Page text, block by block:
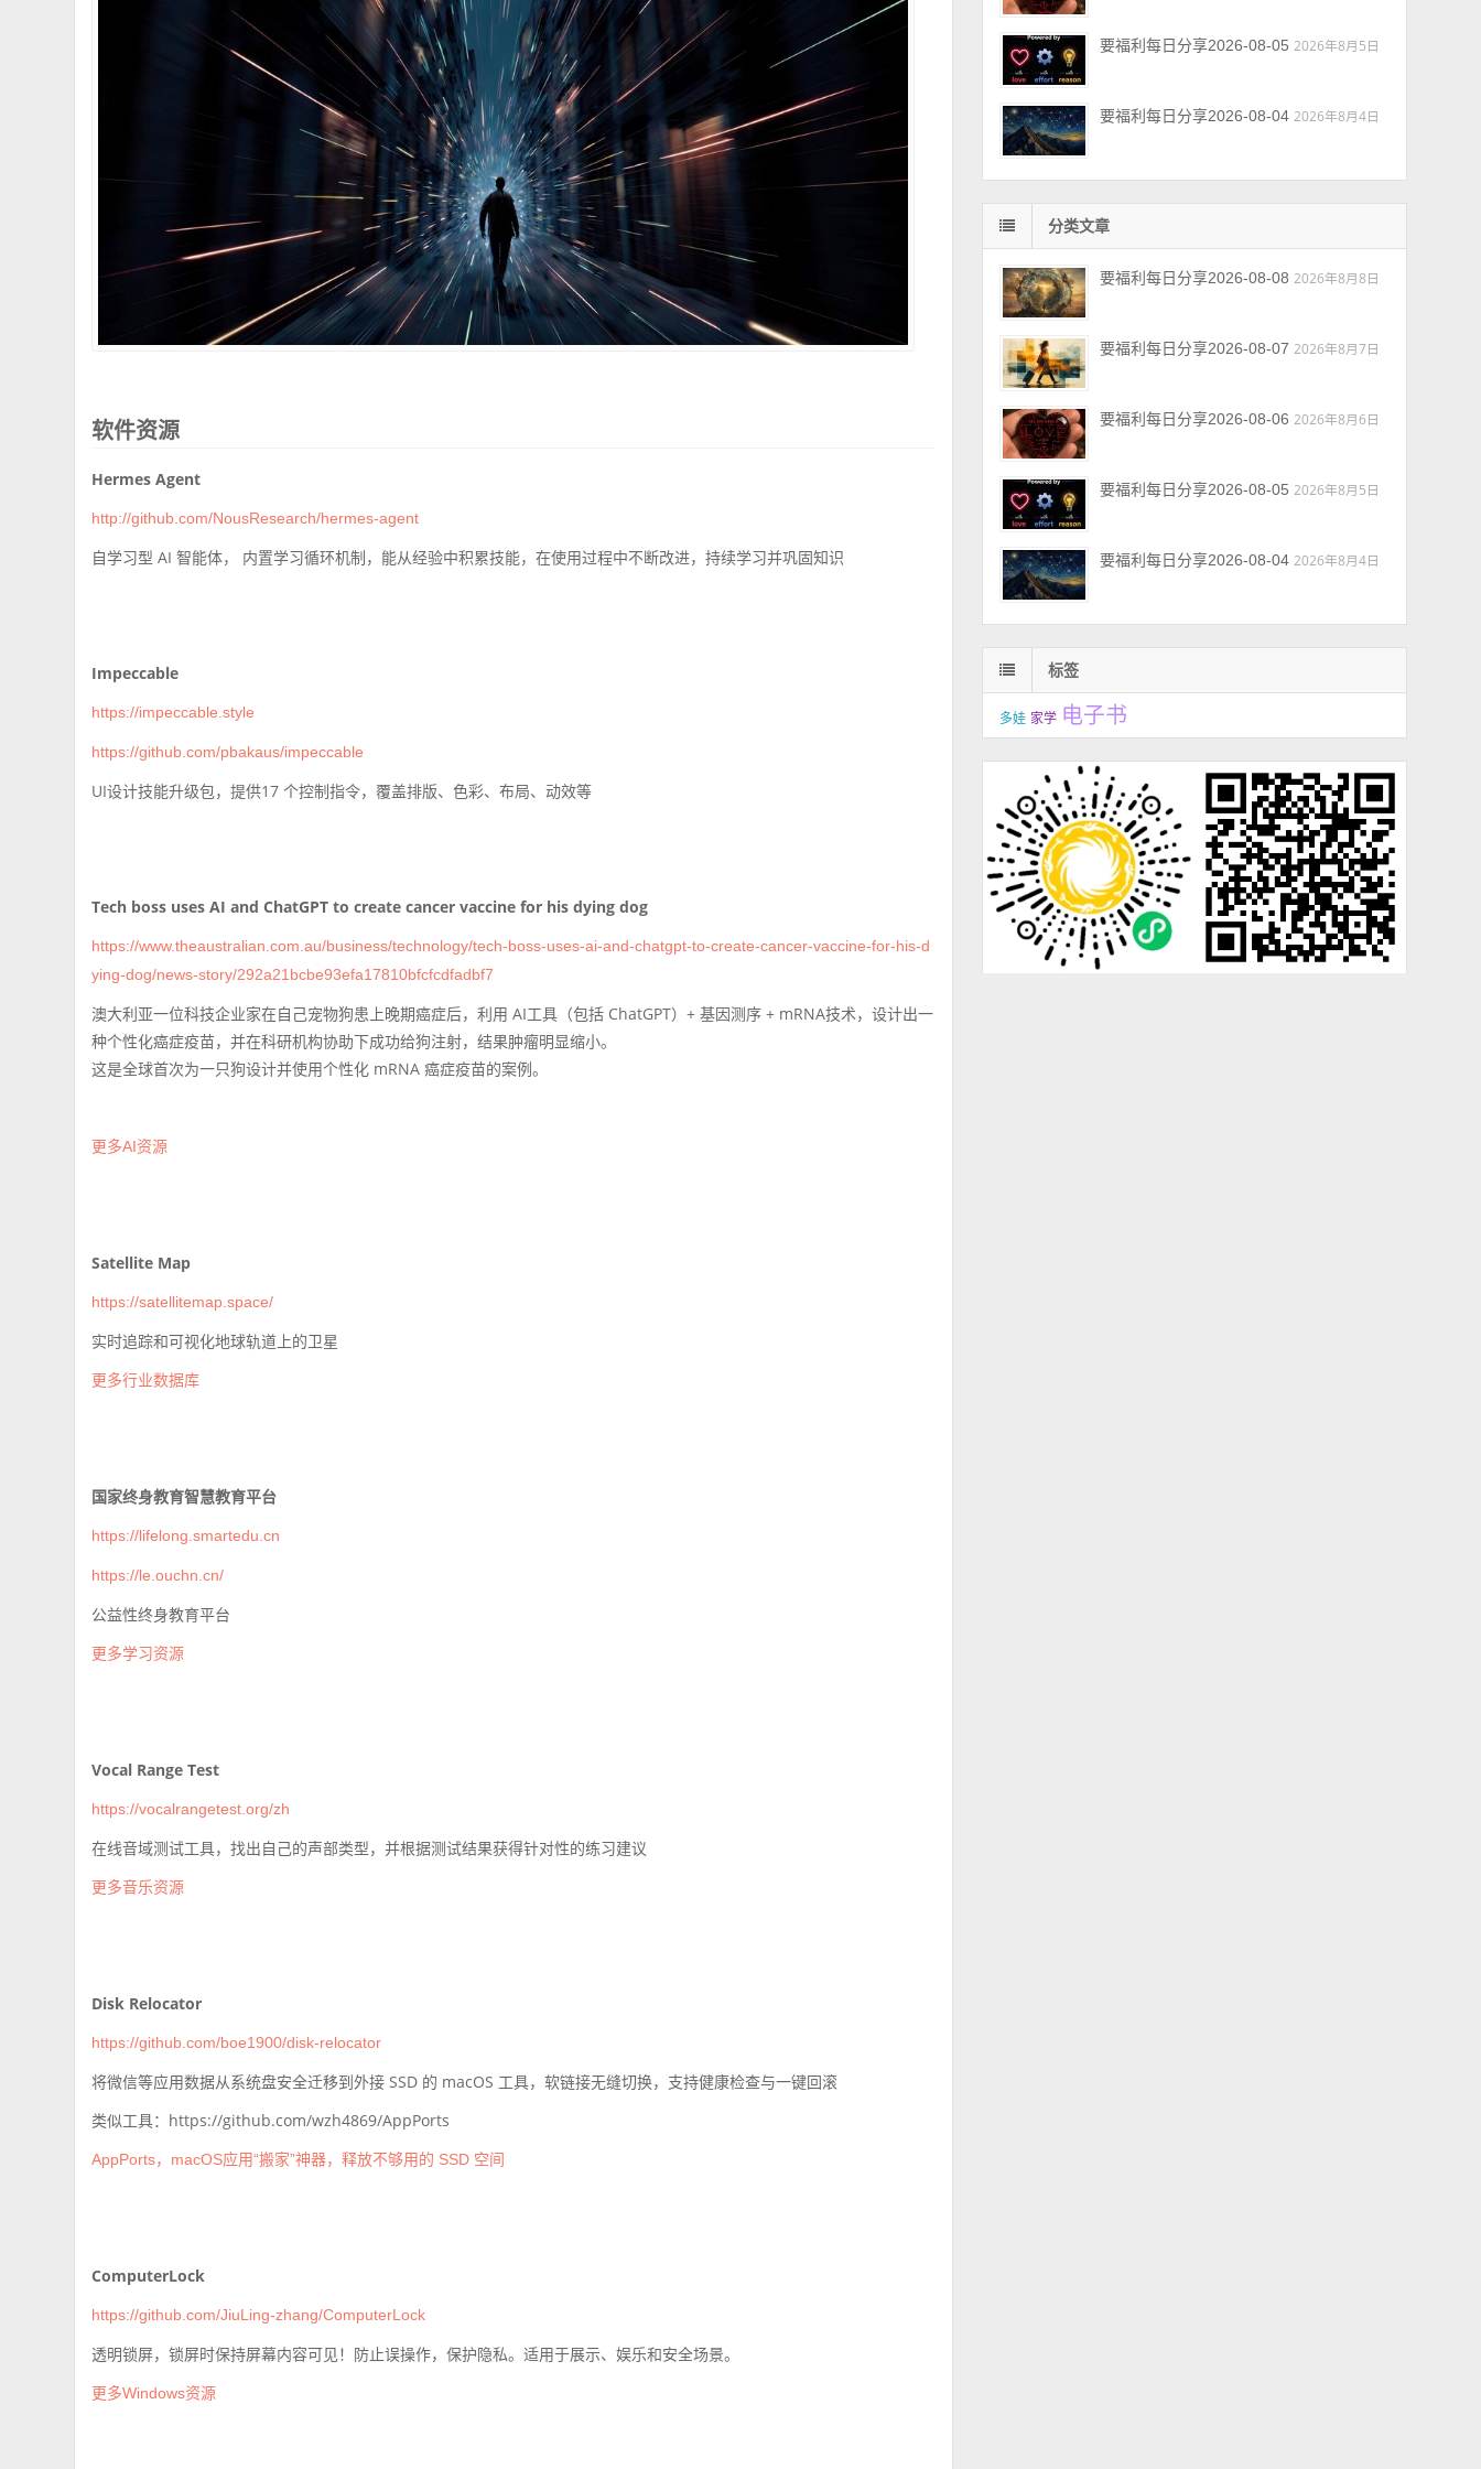
软件资源
Hermes Agent
http://github.com/NousResearch/hermes-agent
自学习型 AI 智能体， 内置学习循环机制，能从经验中积累技能，在使用过程中不断改进，持续学习并巩固知识
Impeccable
https://impeccable.style
https://github.com/pbakaus/impeccable
UI设计技能升级包，提供17 个控制指令，覆盖排版、色彩、布局、动效等
Tech boss uses AI and ChatGPT to create cancer vaccine for his dying dog
https://www.theaustralian.com.au/business/technology/tech-boss-uses-ai-and-chatgpt-to-create-cancer-vaccine-for-his-d
ying-dog/news-story/292a21bcbe93efa17810bfcfcdfadbf7
澳大利亚一位科技企业家在自己宠物狗患上晚期癌症后，利用 AI工具（包括 ChatGPT）+ 基因测序 + mRNA技术，设计出一
种个性化癌症疫苗，并在科研机构协助下成功给狗注射，结果肿瘤明显缩小。
这是全球首次为一只狗设计并使用个性化 mRNA 癌症疫苗的案例。
更多AI资源
Satellite Map
https://satellitemap.space/
实时追踪和可视化地球轨道上的卫星
更多行业数据库
国家终身教育智慧教育平台
https://lifelong.smartedu.cn
https://le.ouchn.cn/
公益性终身教育平台
更多学习资源
Vocal Range Test
https://vocalrangetest.org/zh
在线音域测试工具，找出自己的声部类型，并根据测试结果获得针对性的练习建议
更多音乐资源
Disk Relocator
https://github.com/boe1900/disk-relocator
将微信等应用数据从系统盘安全迁移到外接 SSD 的 macOS 工具，软链接无缝切换，支持健康检查与一键回滚
类似工具：https://github.com/wzh4869/AppPorts
AppPorts，macOS应用“搬家”神器，释放不够用的 SSD 空间
ComputerLock
https://github.com/JiuLing-zhang/ComputerLock
透明锁屏，锁屏时保持屏幕内容可见！防止误操作，保护隐私。适用于展示、娱乐和安全场景。
更多Windows资源
要福利每日分享2026-08-05 2026年8月5日
要福利每日分享2026-08-04 2026年8月4日
分类文章
要福利每日分享2026-08-08 2026年8月8日
要福利每日分享2026-08-07 2026年8月7日
要福利每日分享2026-08-06 2026年8月6日
要福利每日分享2026-08-05 2026年8月5日
要福利每日分享2026-08-04 2026年8月4日
标签
多娃 家学 电子书